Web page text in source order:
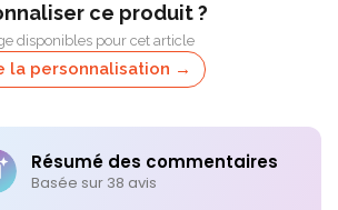
ce produit ?
disponibles pour cet article
la personnalisation →
Résumé des commentaires
Basée sur 38 avis